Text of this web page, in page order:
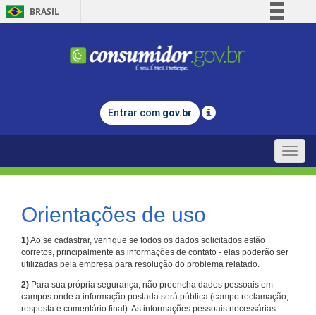
BRASIL
Comunica BR
Legislação
Entrar com gov.br
Toggle
Orientações de uso
1)Ao se cadastrar, verifique se todos os dados solicitados estão
corretos, principalmente as informações de contato - elas poderão ser
utilizadas pela empresa para resolução do problema relatado.
2) Para sua própria segurança, não preencha dados pessoais em
campos onde a informação postada será pública (campo reclamação,
resposta e comentário final). As informações pessoais necessárias